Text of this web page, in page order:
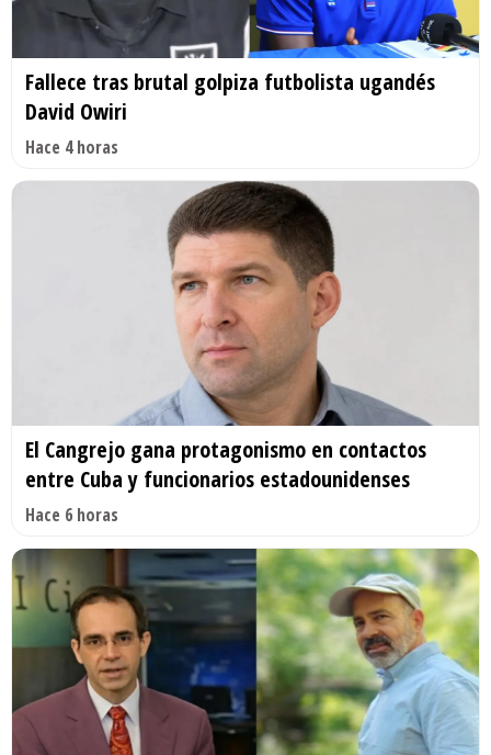
Fallece tras brutal golpiza futbolista ugandés
David Owiri
Hace 4 horas
El Cangrejo gana protagonismo en contactos
entre Cuba y funcionarios estadounidenses
Hace 6 horas